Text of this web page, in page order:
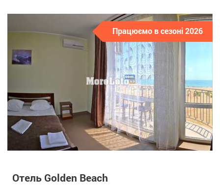
Працюємо в сезоні 2026
Отель Golden Beach